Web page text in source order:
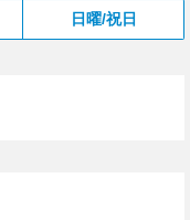
日曜/祝日